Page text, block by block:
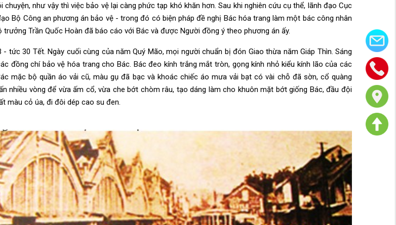
chuyện, như vậy thì việc bảo vệ lại càng phức tạp khó khăn hơn. Sau khi nghiên cứu cụ thể, lãnh đạo Cục
Bộ Công an phương án bảo vệ - trong đó có biện pháp đề nghị Bác hóa trang làm một bác công nhân
trưởng Trần Quốc Hoàn đã báo cáo với Bác và được Người đồng ý theo phương án ấy.
tức 30 Tết. Ngày cuối cùng của năm Quý Mão, mọi người chuẩn bị đón Giao thừa năm Giáp Thìn. Sáng
đồng chí bảo vệ hóa trang cho Bác. Bác đeo kính trắng mắt tròn, gọng kính nhỏ kiểu kính lão của các
mặc bộ quần áo vải cũ, màu gụ đã bạc và khoác chiếc áo mưa vải bạt có vài chỗ đã sờn, cổ quàng
nhiều vòng để vừa ấm cổ, vừa che bớt chòm râu, tạo dáng làm cho khuôn mặt bớt giống Bác, đầu đội
màu cỏ úa, đi đôi dép cao su đen.